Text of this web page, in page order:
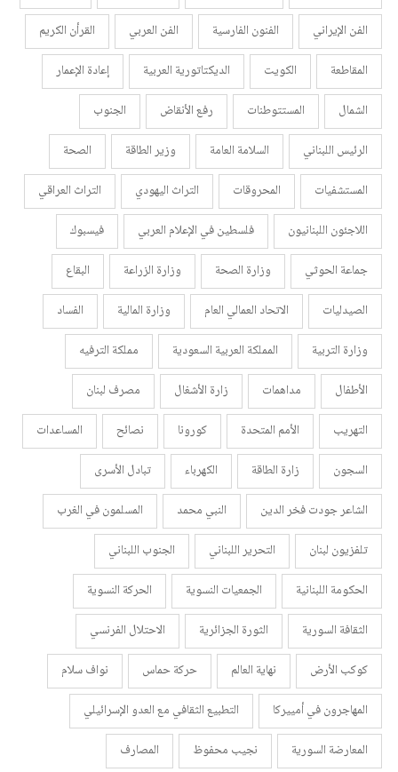
الفن الإيراني
الفنون الفارسية الفن العربي
القرأن الكريم
المقاطعة
الكويت الديكتاتورية العربية
إعادة الإعمار
الشمال
المستتوطنات رفع الأنقاض
الجنوب
الرئيس اللبناني
السلامة العامة وزير الطاقة
الصحة
المستشفيات
المحروقات التراث اليهودي
التراث العراقي
اللاجئون اللبنانيون
فلسطين في الإعلام العربي
فيسبوك
جماعة الحوثي
وزارة الصحة وزارة الزراعة
البقاع
الصيدليات
الاتحاد العمالي العام وزارة المالية
الفساد
وزارة التربية
المملكة العربية السعودية
مملكة الترفيه
الأطفال
مداهمات زارة الأشغال
مصرف لبنان
التهريب
الأمم المتحدة كورونا نصائح
المساعدات
السجون
زارة الطاقة الكهرباء
تبادل الأسرى
الشاعر جودت فخر الدين
النبي محمد
المسلمون في الغرب
تلفزيون لبنان
التحرير اللبناني
الجنوب اللبناني
الحكومة اللبنانية
الجمعيات النسوية
الحركة النسوية
الثقافة السورية
الثورة الجزائرية
الاحتلال الفرنسي
كوكب الأرض
نهاية العالم حركة حماس
نواف سلام
المهاجرون في أمييركا
التطبيع الثقافي مع العدو الإسرائيلي
المعارضة السورية
نجيب محفوظ المصارف